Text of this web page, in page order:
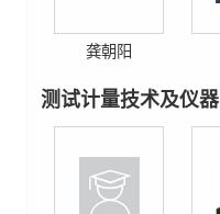
龚朝阳
测试计量技术及仪器